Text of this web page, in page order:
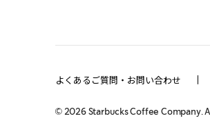
よくあるご質問・お問い合わせ
© 2026Starbucks Coffee Company.